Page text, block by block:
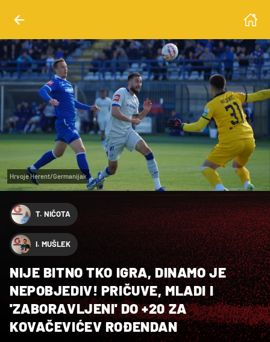
Hrvoje Herent/Germanijak
T. NIČOTA
I. MUŠLEK
NIJE BITNO TKO IGRA, DINAMO JE
NEPOBJEDIV! PRIČUVE, MLADI I
'ZABORAVLJENI' DO +20 ZA
KOVAČEVIĆEV ROĐENDAN